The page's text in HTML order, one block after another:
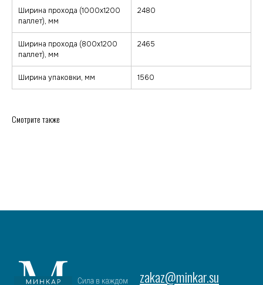
Ширина прохода (1000х1200
паллет), мм
2480
Ширина прохода (800х1200
паллет), мм
2465
Ширина упаковки, мм 1560
Смотрите также